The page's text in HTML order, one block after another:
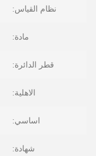
نظام القياس:
مادة:
قطر الدائرة:
الاهلية:
اساسي:
شهادة: